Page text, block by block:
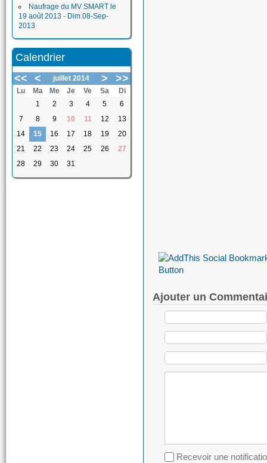
Naufrage du MV SMART le
19 août 2013 - Dim 08-Sep-
2013
Calendrier
<<
< juillet 2014 > >>
Lu Ma Me Je Ve Sa
Di
1
2 3 4 5
6
7
8 9 10 11 12
13
14
15 16 17 18 19
20
21
22 23 24 25 26
27
28
29 30 31
Ajouter un
Recevoir une